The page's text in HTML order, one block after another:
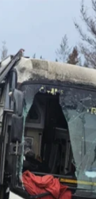
dụng sản
gốc,
Da Vinci